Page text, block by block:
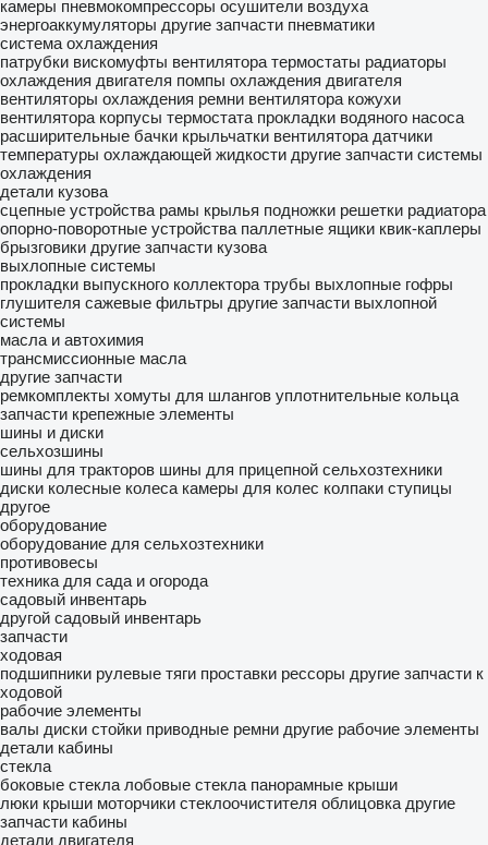
камеры пневмокомпрессоры осушители воздуха
энергоаккумуляторы другие запчасти пневматики
система охлаждения
патрубки вискомуфты вентилятора термостаты радиаторы
охлаждения двигателя помпы охлаждения двигателя
вентиляторы охлаждения ремни вентилятора кожухи
вентилятора корпусы термостата прокладки водяного насоса
расширительные бачки крыльчатки вентилятора датчики
температуры охлаждающей жидкости другие запчасти системы
охлаждения
детали кузова
сцепные устройства рамы крылья подножки решетки радиатора
опорно-поворотные устройства паллетные ящики квик-каплеры
брызговики другие запчасти кузова
выхлопные системы
прокладки выпускного коллектора трубы выхлопные гофры
глушителя сажевые фильтры другие запчасти выхлопной
системы
масла и автохимия
трансмиссионные масла
другие запчасти
ремкомплекты хомуты для шлангов уплотнительные кольца
запчасти крепежные элементы
шины и диски
сельхозшины
шины для тракторов шины для прицепной сельхозтехники
диски колесные колеса камеры для колес колпаки ступицы
другое
оборудование
оборудование для сельхозтехники
противовесы
техника для сада и огорода
садовый инвентарь
другой садовый инвентарь
запчасти
ходовая
подшипники рулевые тяги проставки рессоры другие запчасти к
ходовой
рабочие элементы
валы диски стойки приводные ремни другие рабочие элементы
детали кабины
стекла
боковые стекла лобовые стекла панорамные крыши
люки крыши моторчики стеклоочистителя облицовка другие
запчасти кабины
детали двигателя